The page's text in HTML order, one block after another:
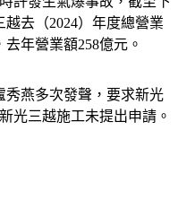
去（2024）年度總營業
年營業額258億元。
秀燕多次發聲，要求新光
光三越施工未提出申請。